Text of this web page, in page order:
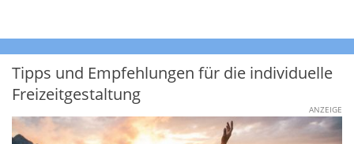
Tipps und Empfehlungen für die individuelle
Freizeitgestaltung
ANZEIGE